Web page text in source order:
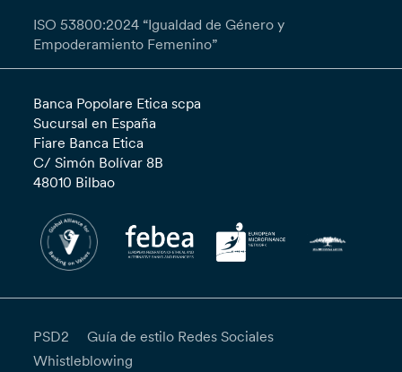
ISO 53800:2024 “Igualdad de Género y
Empoderamiento Femenino”
Banca Popolare Etica scpa
Sucursal en España
Fiare Banca Etica
C/ Simón Bolívar 8B
48010 Bilbao
PSD2
Guía de estilo Redes Sociales
Whistleblowing